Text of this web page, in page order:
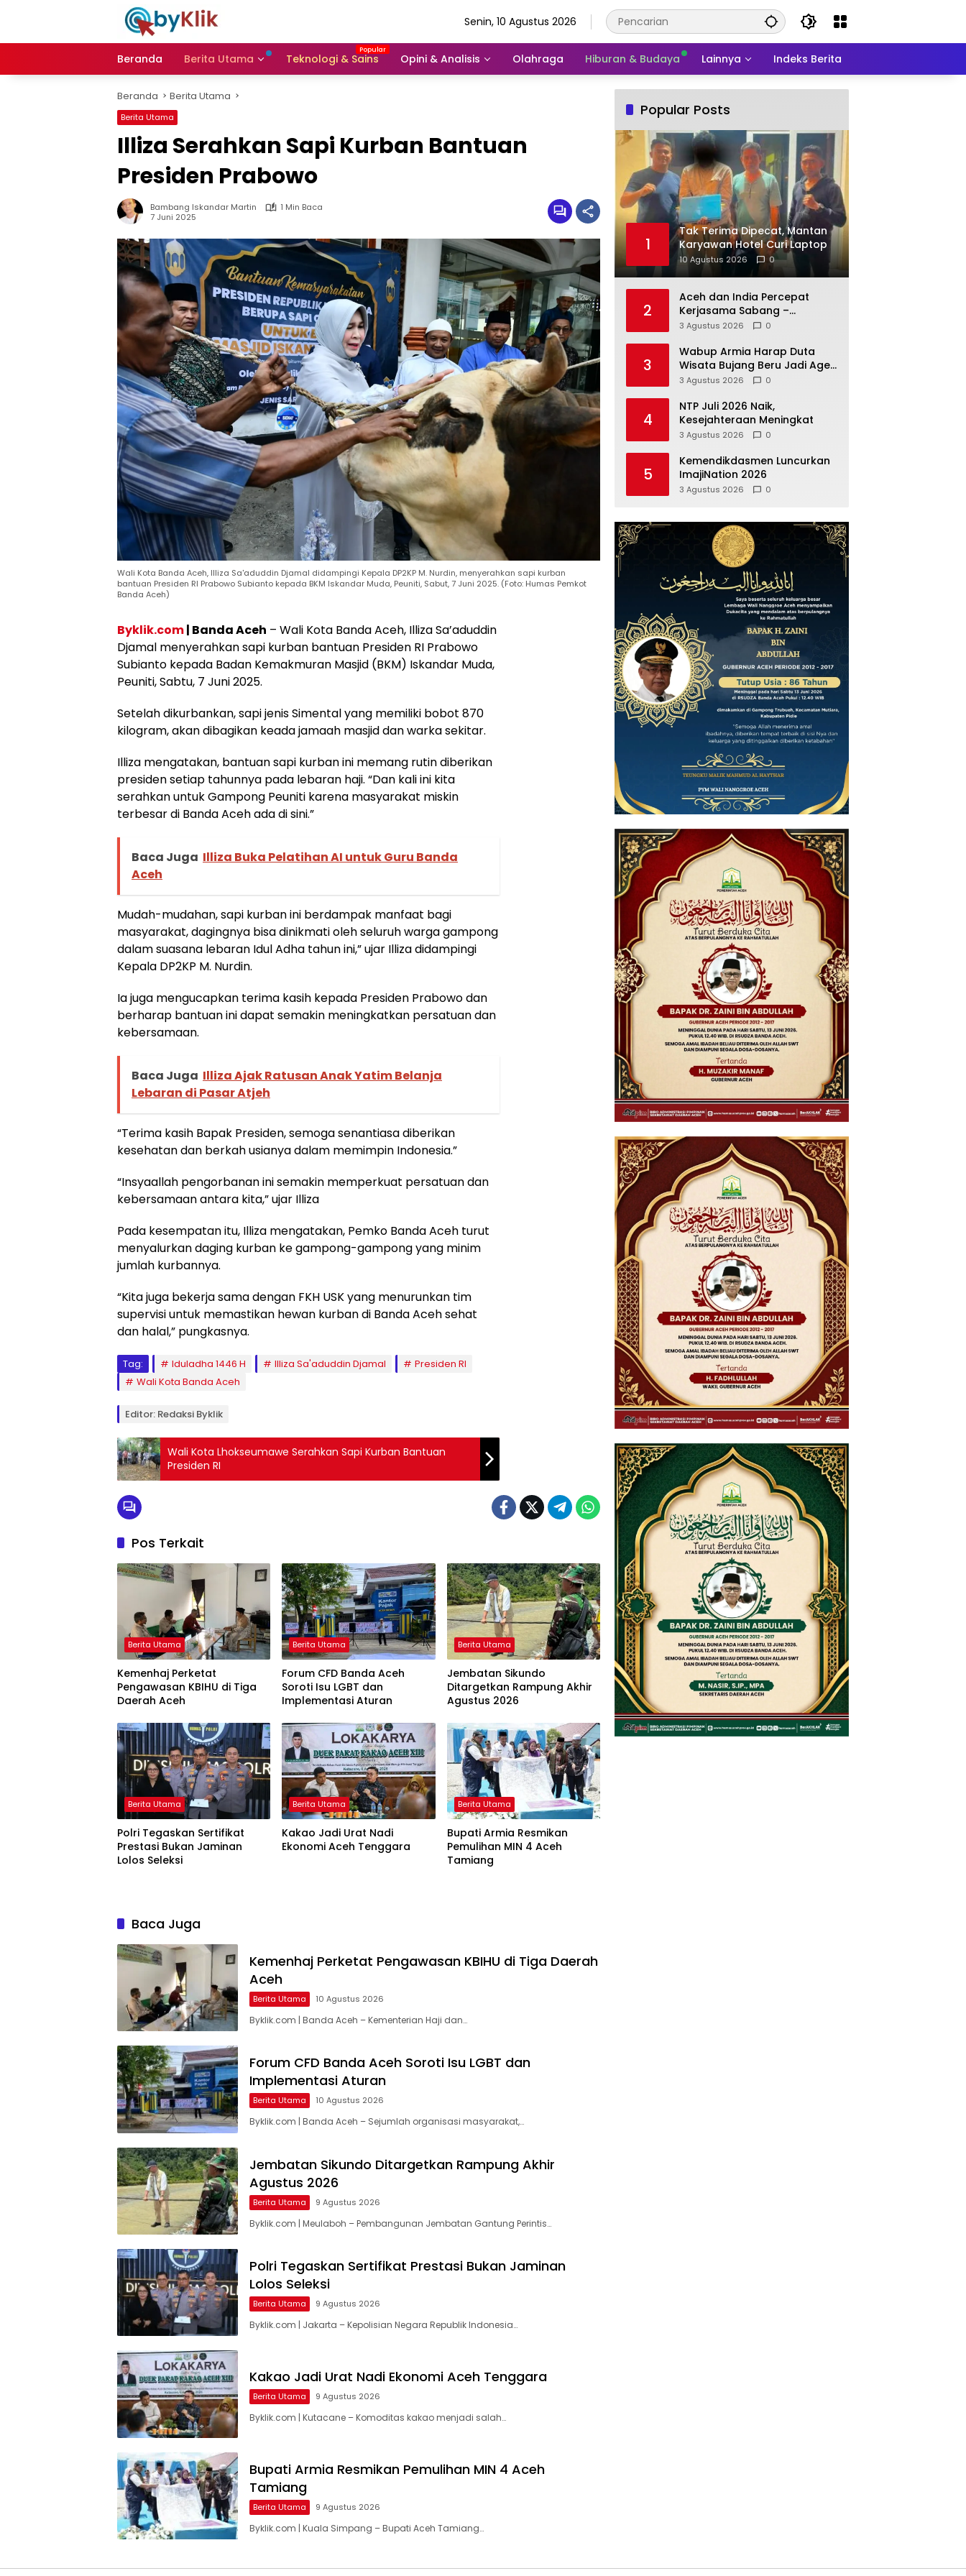
Senin, 10 Agustus 2026
Beranda Berita Utama Teknologi & Sains Opini & Analisis Olahraga Hiburan & Budaya Lainnya Indeks Berita
Beranda Berita Utama
Berita Utama
Illiza Serahkan Sapi Kurban Bantuan
Presiden Prabowo
Bambang Iskandar Martin
1 Min Baca
7 Juni 2025
Wali Kota Banda Aceh, Illiza Sa'aduddin Djamal didampingi Kepala DP2KP M. Nurdin, menyerahkan sapi kurban
bantuan Presiden RI Prabowo Subianto kepada BKM Iskandar Muda, Peuniti, Sabut, 7 Juni 2025. (Foto: Humas Pemkot
Banda Aceh)
Byklik.com| Banda Aceh – Wali Kota Banda Aceh, Illiza Sa’aduddin
Djamal menyerahkan sapi kurban bantuan Presiden RI Prabowo
Subianto kepada Badan Kemakmuran Masjid (BKM) Iskandar Muda,
Peuniti, Sabtu, 7 Juni 2025.
Setelah dikurbankan, sapi jenis Simental yang memiliki bobot 870
kilogram, akan dibagikan keada jamaah masjid dan warka sekitar.
Illiza mengatakan, bantuan sapi kurban ini memang rutin diberikan
presiden setiap tahunnya pada lebaran haji. “Dan kali ini kita
serahkan untuk Gampong Peuniti karena masyarakat miskin
terbesar di Banda Aceh ada di sini.”
Baca Juga Illiza Buka Pelatihan AI untuk Guru Banda
Aceh
Mudah-mudahan, sapi kurban ini berdampak manfaat bagi
masyarakat, dagingnya bisa dinikmati oleh seluruh warga gampong
dalam suasana lebaran Idul Adha tahun ini,” ujar Illiza didampingi
Kepala DP2KP M. Nurdin.
Ia juga mengucapkan terima kasih kepada Presiden Prabowo dan
berharap bantuan ini dapat semakin meningkatkan persatuan dan
kebersamaan.
Baca Juga Illiza Ajak Ratusan Anak Yatim Belanja
Lebaran di Pasar Atjeh
“Terima kasih Bapak Presiden, semoga senantiasa diberikan
kesehatan dan berkah usianya dalam memimpin Indonesia.”
“Insyaallah pengorbanan ini semakin memperkuat persatuan dan
kebersamaan antara kita,” ujar Illiza
Pada kesempatan itu, Illiza mengatakan, Pemko Banda Aceh turut
menyalurkan daging kurban ke gampong-gampong yang minim
jumlah kurbannya.
“Kita juga bekerja sama dengan FKH USK yang menurunkan tim
supervisi untuk memastikan hewan kurban di Banda Aceh sehat
dan halal,” pungkasnya.
Tag: Iduladha 1446 H Illiza Sa'aduddin Djamal
Presiden RI
Wali Kota Banda Aceh
Editor: Redaksi Byklik
Wali Kota Lhokseumawe Serahkan Sapi Kurban Bantuan
Presiden RI
Pos Terkait
Berita Utama
Kemenhaj Perketat
Pengawasan KBIHU di Tiga
Daerah Aceh
Berita Utama
Forum CFD Banda Aceh
Soroti Isu LGBT dan
Implementasi Aturan
Berita Utama
Jembatan Sikundo
Ditargetkan Rampung Akhir
Agustus 2026
Berita Utama
Polri Tegaskan Sertifikat
Prestasi Bukan Jaminan
Lolos Seleksi
Berita Utama
Kakao Jadi Urat Nadi
Ekonomi Aceh Tenggara
Berita Utama
Bupati Armia Resmikan
Pemulihan MIN 4 Aceh
Tamiang
Baca Juga
Kemenhaj Perketat Pengawasan KBIHU di Tiga Daerah
Aceh
Berita Utama 10 Agustus 2026
Byklik.com | Banda Aceh – Kementerian Haji dan…
Forum CFD Banda Aceh Soroti Isu LGBT dan
Implementasi Aturan
Berita Utama 10 Agustus 2026
Byklik.com | Banda Aceh – Sejumlah organisasi masyarakat,…
Jembatan Sikundo Ditargetkan Rampung Akhir
Agustus 2026
Berita Utama 9 Agustus 2026
Byklik.com | Meulaboh – Pembangunan Jembatan Gantung Perintis…
Polri Tegaskan Sertifikat Prestasi Bukan Jaminan
Lolos Seleksi
Berita Utama 9 Agustus 2026
Byklik.com | Jakarta – Kepolisian Negara Republik Indonesia…
Kakao Jadi Urat Nadi Ekonomi Aceh Tenggara
Berita Utama 9 Agustus 2026
Byklik.com | Kutacane – Komoditas kakao menjadi salah…
Bupati Armia Resmikan Pemulihan MIN 4 Aceh
Tamiang
Berita Utama 9 Agustus 2026
Byklik.com | Kuala Simpang – Bupati Aceh Tamiang…
Popular Posts
1
Tak Terima Dipecat, Mantan
Karyawan Hotel Curi Laptop
10 Agustus 2026 0
2
Aceh dan India Percepat
Kerjasama Sabang –
Andaman, Staf Khusus Wali
Kerja Sama Strategis
3 Agustus 2026 0
3
Wabup Armia Harap Duta
Wisata Bujang Beru Jadi Agen
Perubahan
3 Agustus 2026 0
4
NTP Juli 2026 Naik,
Kesejahteraan Meningkat
3 Agustus 2026 0
5
Kemendikdasmen Luncurkan
ImajiNation 2026
3 Agustus 2026 0